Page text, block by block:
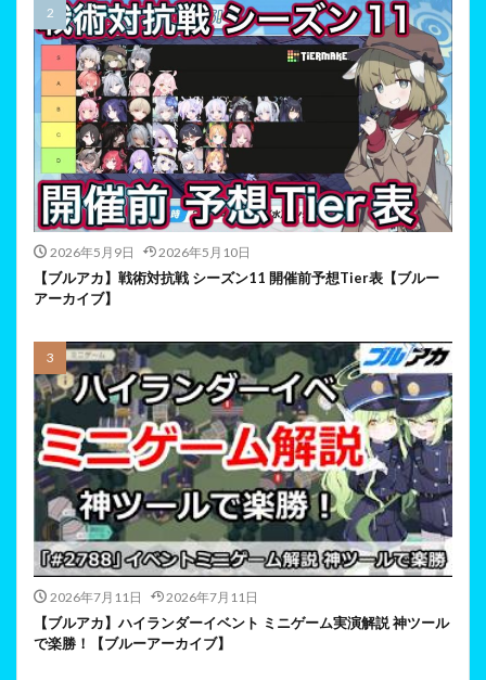
2026年5月9日 2026年5月10日
【ブルアカ】戦術対抗戦 シーズン11 開催前予想Tier表【ブルー
アーカイブ】
2026年7月11日 2026年7月11日
【ブルアカ】ハイランダーイベント ミニゲーム実演解説 神ツール
で楽勝！【ブルーアーカイブ】